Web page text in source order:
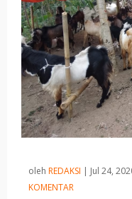
oleh REDAKSI | Jul 24,
KOMENTAR